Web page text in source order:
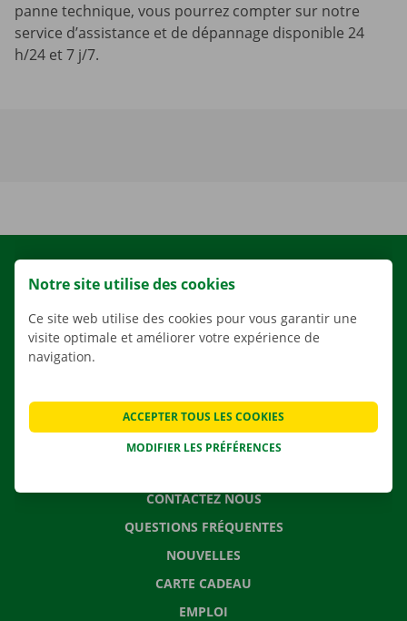
panne technique, vous pourrez compter sur notre
service d’assistance et de dépannage disponible 24
h/24 et 7 j/7.
NOS SERVICES
SOLUTIONS DE DÉMÉNAGEMENT
CONTACTEZ NOUS
QUESTIONS FRÉQUENTES
NOUVELLES
CARTE CADEAU
EMPLOI
Notre site utilise des cookies
Ce site web utilise des cookies pour vous garantir une
visite optimale et améliorer votre expérience de
navigation.
MODIFIER LES PRÉFÉRENCES
ACCEPTER TOUS LES COOKIES